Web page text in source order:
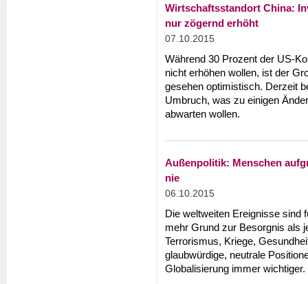
Wirtschaftsstandort China:
nur zögernd erhöht
07.10.2015
Während 30 Prozent der US-
nicht erhöhen wollen, ist der
gesehen optimistisch. Derzeit
Umbruch, was zu einigen
abwarten wollen.
Außenpolitik: Menschen
nie
06.10.2015
Die weltweiten Ereignisse sind
mehr Grund zur Besorgnis als
Terrorismus, Kriege,
glaubwürdige, neutrale
Globalisierung immer wichtiger.